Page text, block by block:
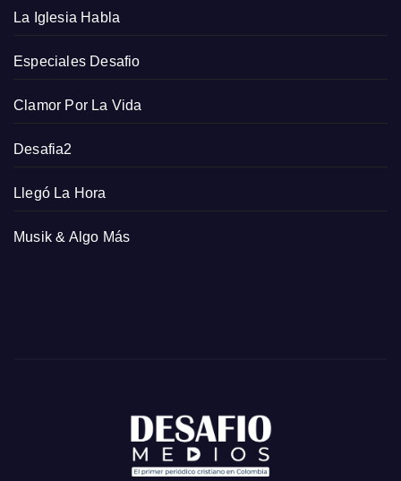
La Iglesia Habla
Especiales Desafio
Clamor Por La Vida
Desafia2
Llegó La Hora
Musik & Algo Más